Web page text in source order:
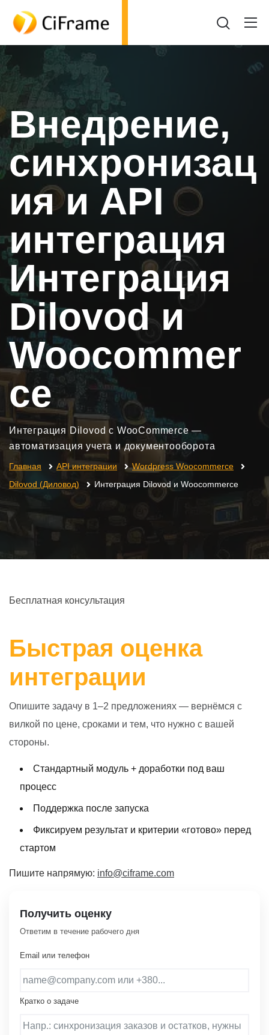
Внедрение,
синхронизац
ия и API
интеграция
Интеграция
Dilovod и
Woocommer
ce
Интеграция Dilovod с WooCommerce —
автоматизация учета и документооборота
Главная API интеграции
Wordpress Woocommerce
Dilovod (Диловод)
Интеграция Dilovod и Woocommerce
Бесплатная консультация
Быстрая оценка
интеграции
Опишите задачу в 1–2 предложениях — вернёмся с
вилкой по цене, сроками и тем, что нужно с вашей
стороны.
Стандартный модуль + доработки под ваш
процесс
Поддержка после запуска
Фиксируем результат и критерии «готово» перед
стартом
Пишите напрямую: info@ciframe.com
Получить оценку
Ответим в течение рабочего дня
Email или телефон
Кратко о задаче